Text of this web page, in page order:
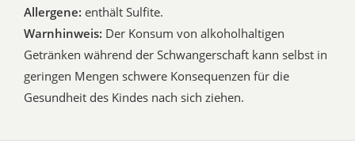
Allergene: enthält Sulfite.
Warnhinweis: Der Konsum von alkoholhaltigen
Getränken während der Schwangerschaft kann selbst in
geringen Mengen schwere Konsequenzen für die
Gesundheit des Kindes nach sich ziehen.